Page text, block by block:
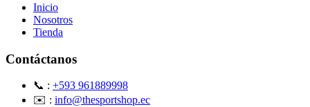
Inicio
Nosotros
Tienda
Contáctanos
📞 : +593 961889998
✉️ : info@thesportshop.ec